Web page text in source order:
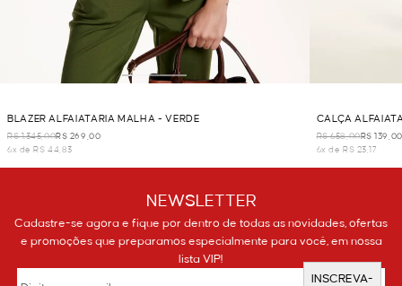
BLAZER ALFAIATARIA MALHA - VERDE
R$ 1.345,00R$ 269,00
6x de R$ 44,83
CALÇA
R$ 658,00R$ 139,00
6x de R$ 23,17
NEWSLETTER
Cadastre-se agora e fique por dentro de todas as novidades, ofertas
e promoções que preparamos especialmente para você, em nossa
lista VIP!
INSCREVA-